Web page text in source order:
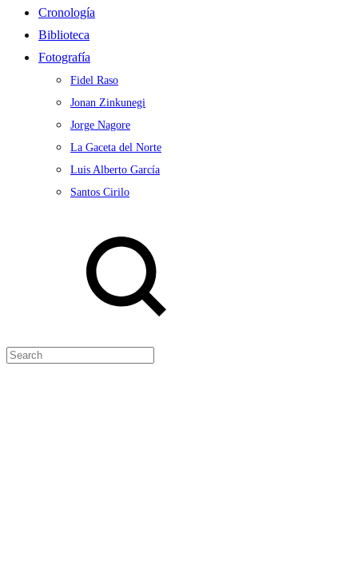
Cronología
Biblioteca
Fotografía
Fidel Raso
Jonan Zinkunegi
Jorge Nagore
La Gaceta del Norte
Luis Alberto García
Santos Cirilo